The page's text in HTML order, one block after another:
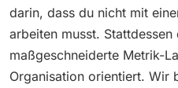
darin, dass du nicht mit
arbeiten musst. Stattdessen
maßgeschneiderte Metrik-
Organisation orientiert. Wir